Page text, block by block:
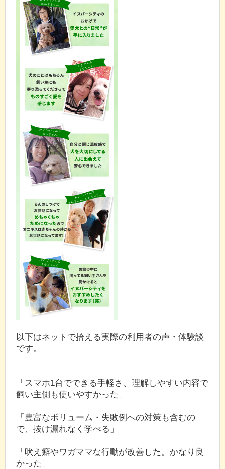
以下はネットで拾える実際の利用者の声・体験談
です。
「スマホ1台でできる手軽さ、理解しやすい内容で
飼い主側も使いやすかった」
「豊富なボリューム・失敗例への対策も含むの
で、抜け漏れなく学べる」
「吠え癖やワガママな行動が改善した。かなり良
かった」